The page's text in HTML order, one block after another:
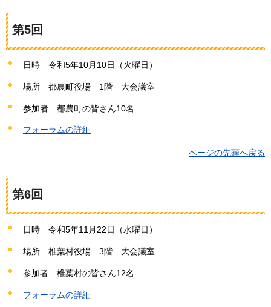
第5回
日時 令和5年10月10日（火曜日）
場所 都農町役場 1 階 大会議室
参加者 都農町の皆さん10名
フォーラムの詳細
ページの先頭へ戻る
第6回
日時 令和5年11月22日（水曜日）
場所 椎葉村役場 3階 大会議室
参加者 椎葉村の皆さん12名
フォーラムの詳細